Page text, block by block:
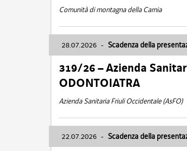
Comunità di montagna della Carnia
28.07.2026 - Scadenza della
319/26 – Azienda
ODONTOIATRA
Azienda Sanitaria Friuli Occidentale (AsFO)
22.07.2026 - Scadenza della